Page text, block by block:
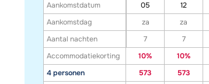
Aankomstdatum
Aankomstdag
Aantal nachten
Accommodatiekorting
4 personen
05 12
za
za
7
7
10%
10%
573
573